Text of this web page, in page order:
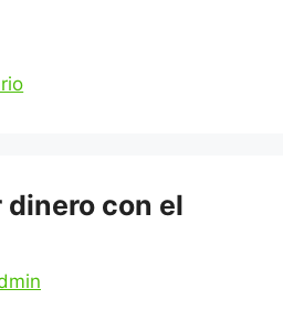
dinero con el